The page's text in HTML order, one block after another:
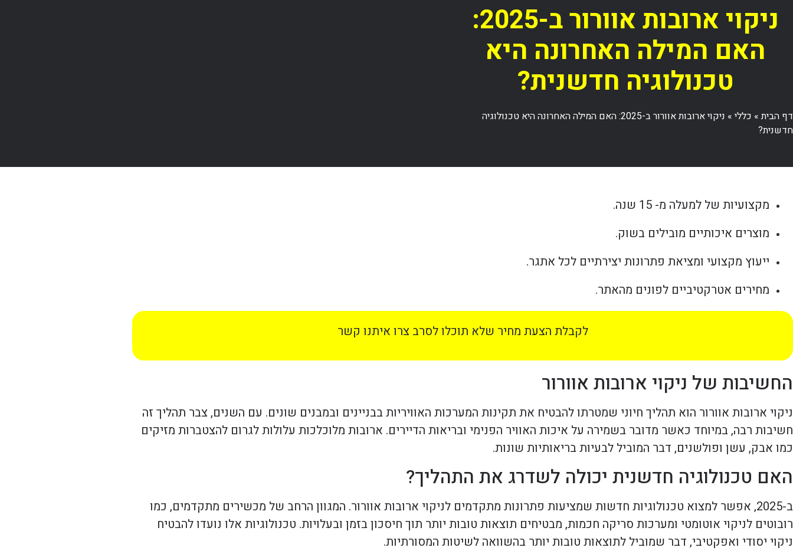
ניקוי ארובות אוורור ב-2025:
האם המילה האחרונה היא
טכנולוגיה חדשנית?
דף הבית» כללי »
ניקוי ארובות אוורור ב-2025: האם המילה האחרונה היא טכנולוגיה
חדשנית?
מקצועיות של למעלה מ- 15 שנה.
מוצרים איכותיים מובילים בשוק.
ייעוץ מקצועי ומציאת פתרונות יצירתיים לכל אתגר.
מחירים אטרקטיביים לפונים מהאתר.
לקבלת הצעת מחיר שלא תוכלו לסרב צרו איתנו קשר
החשיבות של ניקוי ארובות אוורור
ניקוי ארובות אוורור הוא תהליך חיוני שמטרתו להבטיח את תקינות המערכות האוויריות בבניינים ובמבנים שונים. עם השנים, צבר תהליך זה
חשיבות רבה, במיוחד כאשר מדובר בשמירה על איכות האוויר הפנימי ובריאות הדיירים. ארובות מלוכלכות עלולות לגרום להצטברות מזיקים
כמו אבק, עשן ופולשנים, דבר המוביל לבעיות בריאותיות שונות.
האם טכנולוגיה חדשנית יכולה לשדרג את התהליך?
ב-2025, אפשר למצוא טכנולוגיות חדשות שמציעות פתרונות מתקדמים לניקוי ארובות אוורור. המגוון הרחב של מכשירים מתקדמים, כמו
רובוטים לניקוי אוטומטי ומערכות סריקה חכמות, מבטיחים תוצאות טובות יותר תוך חיסכון בזמן ובעלויות. טכנולוגיות אלו נועדו להבטיח
ניקוי יסודי ואפקטיבי, דבר שמוביל לתוצאות טובות יותר בהשוואה לשיטות המסורתיות.